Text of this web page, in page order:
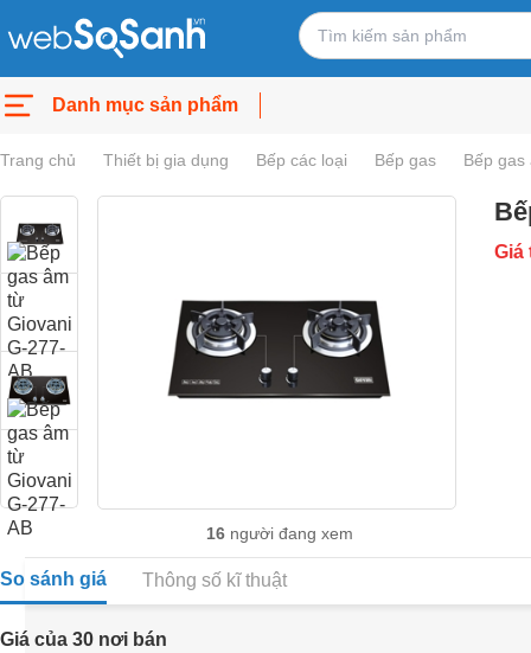
Danh mục sản phẩm
Trang chủ Thiết bị gia dụng Bếp các loại Bếp gas Bếp gas
16 người đang xem
Giá
So sánh giá Thông số kĩ thuật
Giá của 30 nơi bán